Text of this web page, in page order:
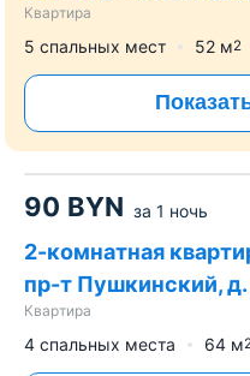
Квартира
5 спальных мест 52 м2
90 BYN за 1 ночь
2-комнатная
пр-т Пушкинский,
Квартира
4 спальных места 64 м